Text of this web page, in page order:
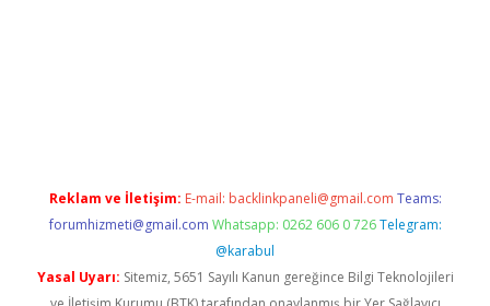
Reklam ve İletişim: E-mail: backlinkpaneli@gmail.com Teams:
forumhizmeti@gmail.com Whatsapp: 0262 606 0 726 Telegram:
@karabul
Yasal Uyarı: Sitemiz, 5651 Sayılı Kanun gereğince Bilgi Teknolojileri